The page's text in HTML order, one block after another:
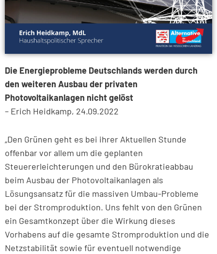
Die Energieprobleme Deutschlands werden durch
den weiteren Ausbau der privaten
Photovoltaikanlagen nicht gelöst
– Erich Heidkamp, 24.09.2022
„Den Grünen geht es bei ihrer Aktuellen Stunde
offenbar vor allem um die geplanten
Steuererleichterungen und den Bürokratieabbau
beim Ausbau der Photovoltaikanlagen als
Lösungsansatz für die massiven Umbau-Probleme
bei der Stromproduktion. Uns fehlt von den Grünen
ein Gesamtkonzept über die Wirkung dieses
Vorhabens auf die gesamte Stromproduktion und die
Netzstabilität sowie für eventuell notwendige